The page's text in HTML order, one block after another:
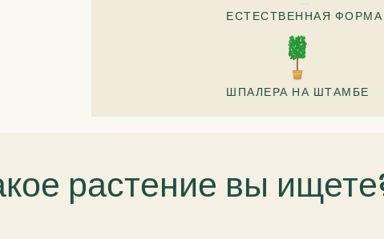
ЕСТЕСТВЕННАЯ ФОРМА
ШПАЛЕРА НА ШТАМБЕ
растение вы